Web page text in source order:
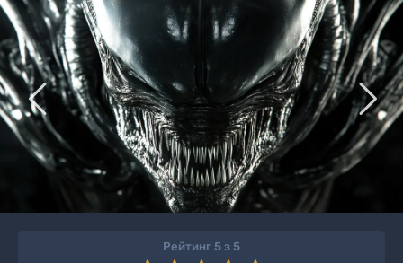
 
Рейтинг 5 з 5